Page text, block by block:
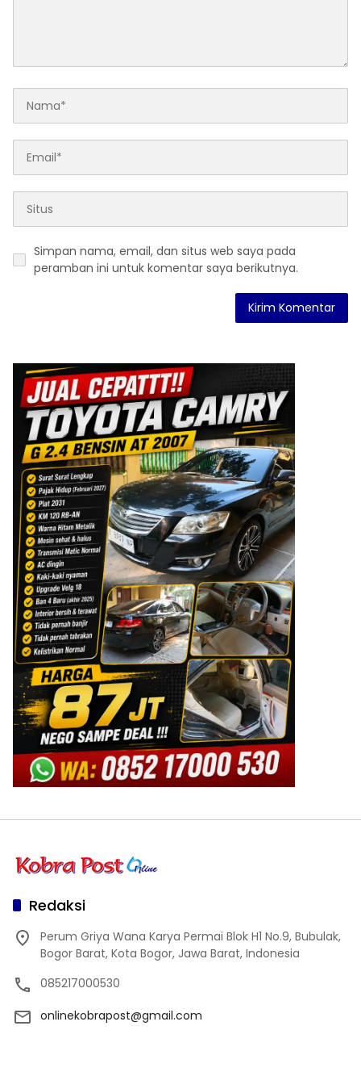
Simpan nama, email, dan situs web saya pada
peramban ini untuk komentar saya berikutnya.
Redaksi
Perum Griya Wana Karya Permai Blok H1 No.9, Bubulak,
Bogor Barat, Kota Bogor, Jawa Barat, Indonesia
085217000530
onlinekobrapost@gmail.com